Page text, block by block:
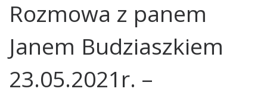
Rozmowa z panem
Janem Budziaszkiem
23.05.2021r. –